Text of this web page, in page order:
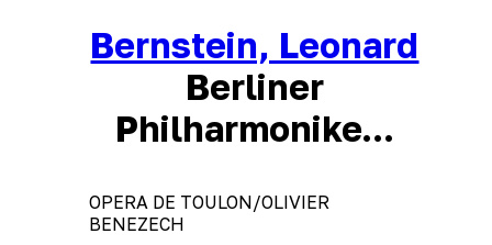
Bernstein, Leonard
Berliner
Philharmonike...
OPERA DE TOULON/OLIVIER
BENEZECH